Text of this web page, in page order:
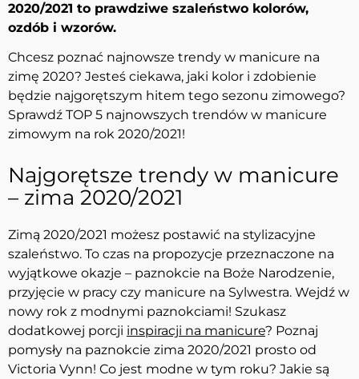
2020/2021 to prawdziwe szaleństwo kolorów,
ozdób i wzorów.
Chcesz poznać najnowsze trendy w manicure na
zimę 2020? Jesteś ciekawa, jaki kolor i zdobienie
będzie najgorętszym hitem tego sezonu zimowego?
Sprawdź TOP 5 najnowszych trendów w manicure
zimowym na rok 2020/2021!
Najgorętsze trendy w manicure
– zima 2020/2021
Zimą 2020/2021 możesz postawić na stylizacyjne
szaleństwo. To czas na propozycje przeznaczone na
wyjątkowe okazje – paznokcie na Boże Narodzenie,
przyjęcie w pracy czy manicure na Sylwestra. Wejdź w
nowy rok z modnymi paznokciami! Szukasz
dodatkowej porcji inspiracji na manicure? Poznaj
pomysły na paznokcie zima 2020/2021 prosto od
Victoria Vynn! Co jest modne w tym roku? Jakie są